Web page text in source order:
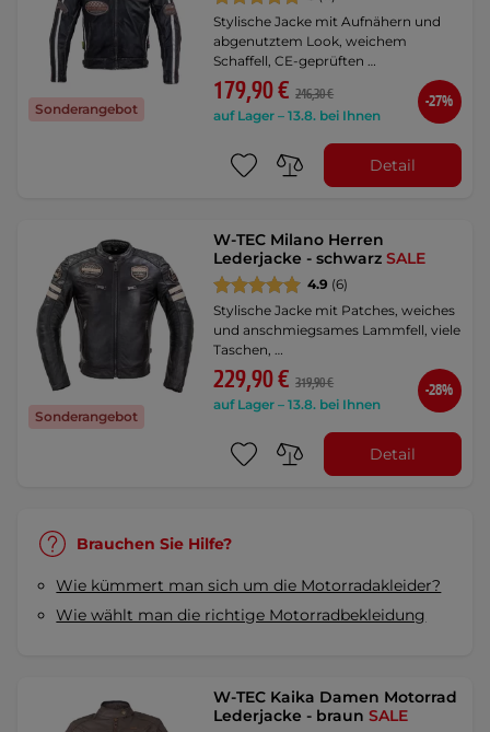
Sonderangebot
Stylische Jacke mit Aufnähern und
abgenutztem Look, weichem
Schaffell, CE-geprüften …
179,90 € 246,30 €
auf Lager – 13.8. bei Ihnen
-27%
Detail
Sonderangebot
W-TEC Milano Herren
Lederjacke - schwarzSALE
4.9 (6)
Stylische Jacke mit Patches, weiches
und anschmiegsames Lammfell, viele
Taschen, …
229,90 € 319,90 €
auf Lager – 13.8. bei Ihnen
-28%
Detail
Brauchen Sie Hilfe?
Wie kümmert man sich um die Motorradakleider?
Wie wählt man die richtige Motorradbekleidung
W-TEC Kaika Damen Motorrad
Lederjacke - braunSALE